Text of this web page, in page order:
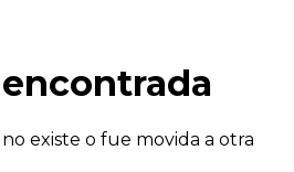
existe o fue movida a otra